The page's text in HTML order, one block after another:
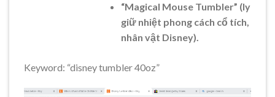
“Magical Mouse Tumbler” (ly
giữ nhiệt phong cách cổ tích,
nhân vật Disney).
Keyword: “disney tumbler 40oz”